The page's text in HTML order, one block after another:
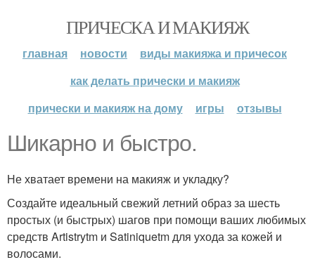
ПРИЧЕСКА И МАКИЯЖ
главная новости
виды макияжа и причесок
как делать прически и макияж
прически и макияж на дому
игры отзывы
Шикарно и быстро.
Не хватает времени на макияж и укладку?
Создайте идеальный свежий летний образ за шесть
простых (и быстрых) шагов при помощи ваших любимых
средств Artistrytm и Satiniquetm для ухода за кожей и
волосами.